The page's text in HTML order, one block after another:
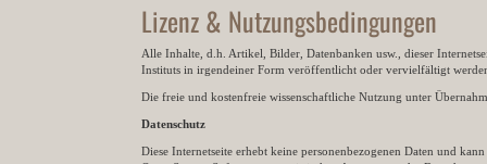
Lizenz & Nutzungsbedingungen
Alle Inhalte, d.h. Artikel, Bilder, Datenbanken usw., dieser
Instituts in irgendeiner Form veröffentlicht oder vervielfältigt
Die freie und kostenfreie wissenschaftliche Nutzung unter
Datenschutz
Diese Internetseite erhebt keine personenbezogenen Daten und